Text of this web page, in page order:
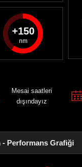
150
Mesai saatleri
dışındayız
- Performans Grafiği